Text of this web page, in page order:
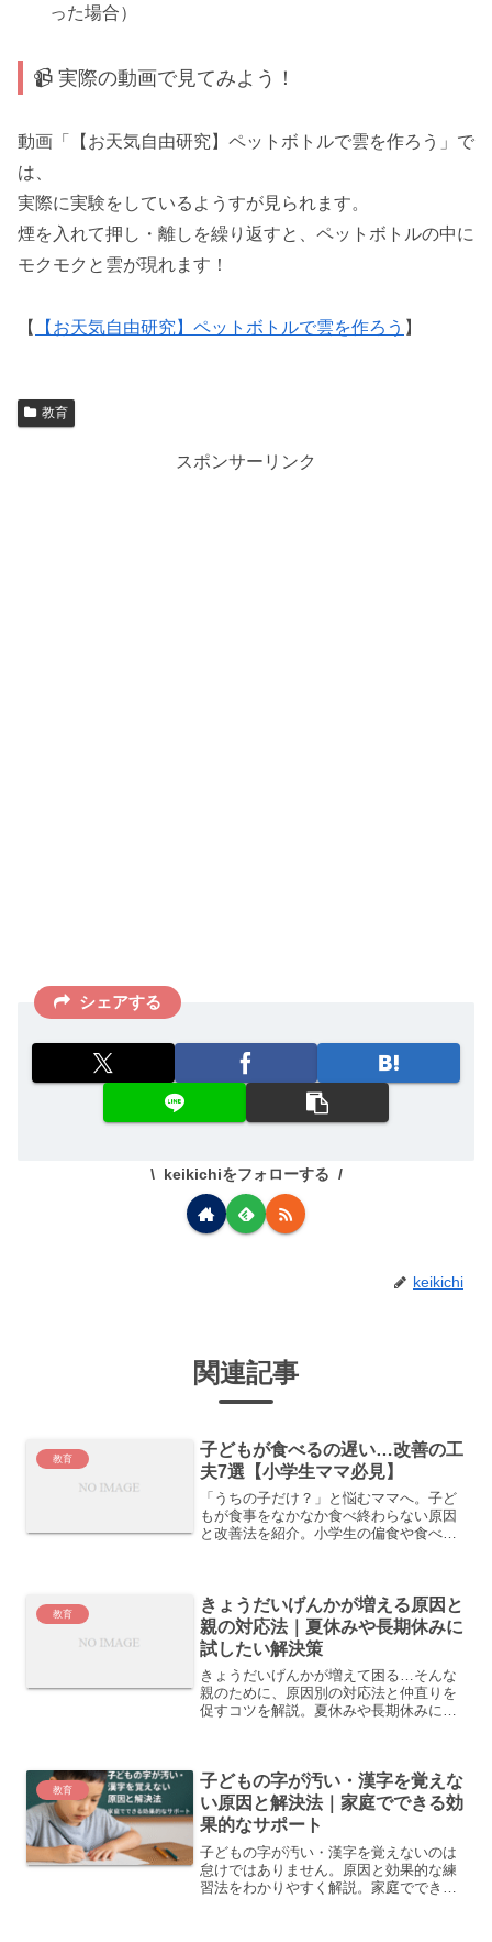
った場合）
📹 実際の動画で見てみよう！
動画「【お天気自由研究】ペットボトルで雲を作ろう」で
は、
実際に実験をしているようすが見られます。
煙を入れて押し・離しを繰り返すと、ペットボトルの中に
モクモクと雲が現れます！
【 【お天気自由研究】ペットボトルで雲を作ろう 】
教育
スポンサーリンク
シェアする
keikichiをフォローする
keikichi
関連記事
教育
子どもが食べるの遅い…改善の工
夫7選【小学生ママ必見】
「うちの子だけ？」と悩むママへ。子ど
もが食事をなかなか食べ終わらない原因
と改善法を紹介。小学生の偏食や食べる
教育
きょうだいげんかが増える原因と
親の対応法｜夏休みや長期休みに
試したい解決策
きょうだいげんかが増えて困る…そんな
親のために、原因別の対応法と仲直りを
促すコツを解説。夏休みや長期休みにも
教育
子どもの字が汚い・漢字を覚えな
い原因と解決法｜家庭でできる効
果的なサポート
子どもの字が汚い・漢字を覚えないのは
怠けではありません。原因と効果的な練
習法をわかりやすく解説。家庭でできる